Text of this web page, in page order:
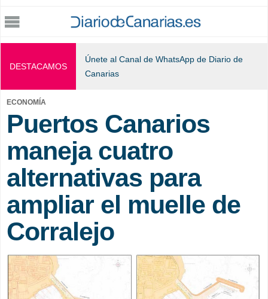
DESTACAMOS
Únete al Canal de WhatsApp de Diario de
Canarias
ECONOMÍA
Puertos Canarios
maneja cuatro
alternativas para
ampliar el muelle de
Corralejo